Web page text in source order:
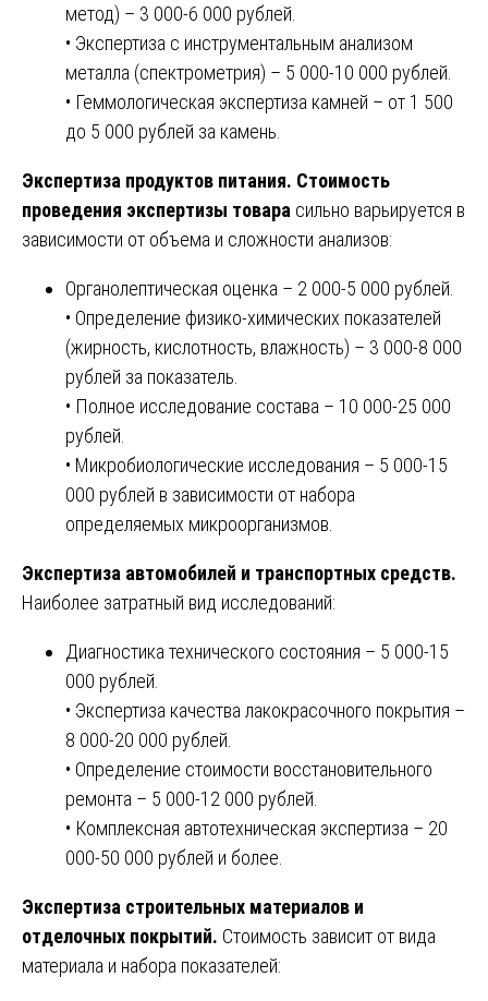
метод) – 3 000-6 000 рублей.
• Экспертиза с инструментальным анализом
металла (спектрометрия) – 5 000-10 000 рублей.
• Геммологическая экспертиза камней – от 1 500
до 5 000 рублей за камень.
Экспертиза продуктов питания. Стоимость
проведения экспертизы товара сильно варьируется в
зависимости от объема и сложности анализов:
Органолептическая оценка – 2 000-5 000 рублей.
• Определение физико-химических показателей
(жирность, кислотность, влажность) – 3 000-8 000
рублей за показатель.
• Полное исследование состава – 10 000-25 000
рублей.
• Микробиологические исследования – 5 000-15
000 рублей в зависимости от набора
определяемых микроорганизмов.
Экспертиза автомобилей и транспортных средств.
Наиболее затратный вид исследований:
Диагностика технического состояния – 5 000-15
000 рублей.
• Экспертиза качества лакокрасочного покрытия –
8 000-20 000 рублей.
• Определение стоимости восстановительного
ремонта – 5 000-12 000 рублей.
• Комплексная автотехническая экспертиза – 20
000-50 000 рублей и более.
Экспертиза строительных материалов и
отделочных покрытий. Стоимость зависит от вида
материала и набора показателей: